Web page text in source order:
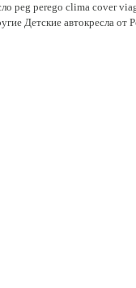
peg perego clima cover
Детские автокресла от